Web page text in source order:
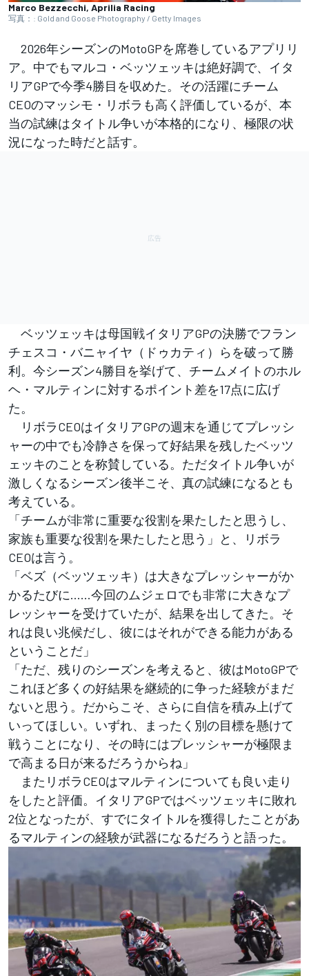
Marco Bezzecchi, Aprilia Racing
写真：: Gold and Goose Photography / Getty Images
2026年シーズンのMotoGPを席巻しているアプリリ
ア。中でもマルコ・ベッツェッキは絶好調で、イタ
リアGPで今季4勝目を収めた。その活躍にチーム
CEOのマッシモ・リボラも高く評価しているが、本
当の試練はタイトル争いが本格的になり、極限の状
況になった時だと話す。
ベッツェッキは母国戦イタリアGPの決勝でフラン
チェスコ・バニャイヤ（ドゥカティ）らを破って勝
利。今シーズン4勝目を挙げて、チームメイトのホル
ヘ・マルティンに対するポイント差を17点に広げ
た。
リボラCEOはイタリアGPの週末を通じてプレッシ
ャーの中でも冷静さを保って好結果を残したベッツ
ェッキのことを称賛している。ただタイトル争いが
激しくなるシーズン後半こそ、真の試練になるとも
考えている。
「チームが非常に重要な役割を果たしたと思うし、
家族も重要な役割を果たしたと思う」と、リボラ
CEOは言う。
「ベズ（ベッツェッキ）は大きなプレッシャーがか
かるたびに……今回のムジェロでも非常に大きなプ
レッシャーを受けていたが、結果を出してきた。そ
れは良い兆候だし、彼にはそれができる能力がある
ということだ」
「ただ、残りのシーズンを考えると、彼はMotoGPで
これほど多くの好結果を継続的に争った経験がまだ
ないと思う。だからこそ、さらに自信を積み上げて
いってほしい。いずれ、まったく別の目標を懸けて
戦うことになり、その時にはプレッシャーが極限ま
で高まる日が来るだろうからね」
またリボラCEOはマルティンについても良い走り
をしたと評価。イタリアGPではベッツェッキに敗れ
2位となったが、すでにタイトルを獲得したことがあ
るマルティンの経験が武器になるだろうと語った。